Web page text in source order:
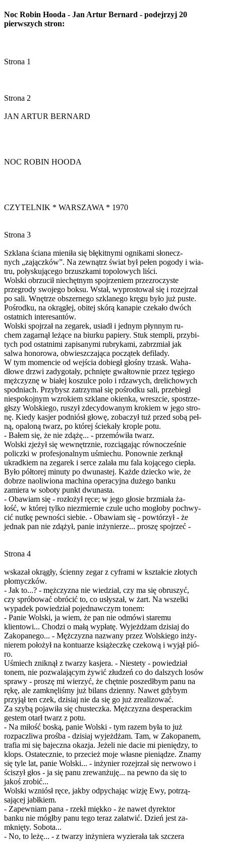
Noc Robin Hooda - Jan Artur Bernard - podejrzyj 20
pierwszych stron: